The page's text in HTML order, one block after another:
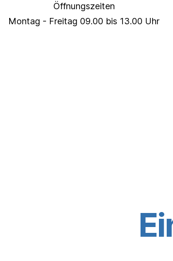
Öffnungszeiten
Montag - Freitag 09.00 bis 13.00 Uhr